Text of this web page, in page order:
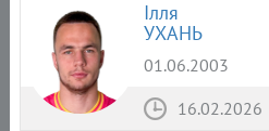
Ілля
УХАНЬ
01.06.2003
16.02.2026